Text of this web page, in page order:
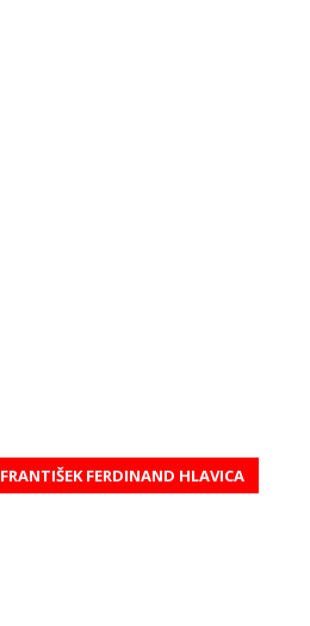
FRANTIŠEK FERDINAND HLAVICA